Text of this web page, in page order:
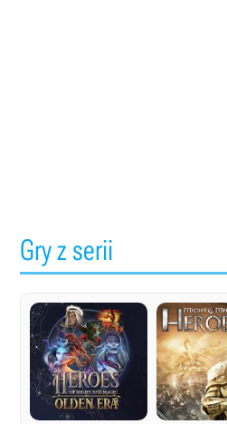
Gry z serii